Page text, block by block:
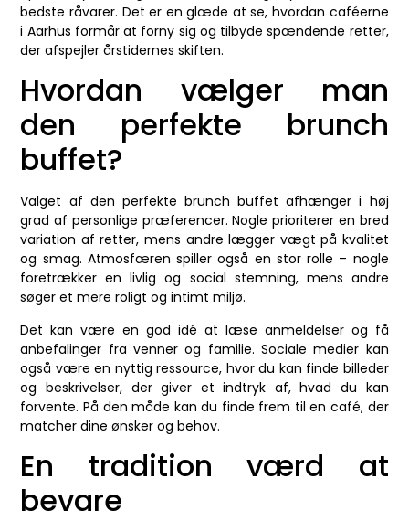
bedste råvarer. Det er en glæde at se, hvordan caféerne
i Aarhus formår at forny sig og tilbyde spændende retter,
der afspejler årstidernes skiften.
Hvordan vælger man
den perfekte brunch
buffet?
Valget af den perfekte brunch buffet afhænger i høj
grad af personlige præferencer. Nogle prioriterer en bred
variation af retter, mens andre lægger vægt på kvalitet
og smag. Atmosfæren spiller også en stor rolle – nogle
foretrækker en livlig og social stemning, mens andre
søger et mere roligt og intimt miljø.
Det kan være en god idé at læse anmeldelser og få
anbefalinger fra venner og familie. Sociale medier kan
også være en nyttig ressource, hvor du kan finde billeder
og beskrivelser, der giver et indtryk af, hvad du kan
forvente. På den måde kan du finde frem til en café, der
matcher dine ønsker og behov.
En tradition værd at
bevare